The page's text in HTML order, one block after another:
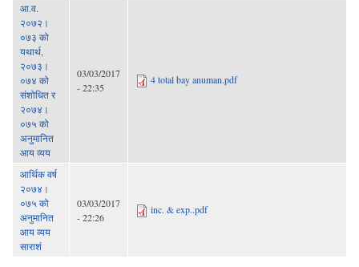
आ.व.
२०७२।
०७३ को
यथार्थ,
२०७३।
०७४ को
संशोधित र
२०७४।
०७५ को
अनुमानित
आय व्यय
03/03/2017
- 22:35
4 total bay anuman.pdf
आर्थिक वर्ष
२०७४।
०७५ को
अनुमानित
आय व्यय
साराशं
03/03/2017
- 22:26
inc. & exp..pdf